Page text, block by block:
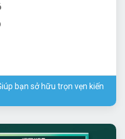
bạn sở hữu trọn vẹn kiến